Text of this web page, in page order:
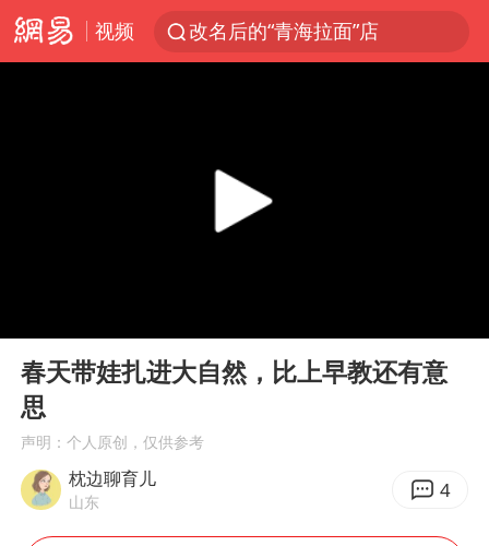
视频
改名后的“青海拉面”店
男子结婚8年3个女儿均非亲生
公司“上四休三”但要降薪1000元
OpenAI为免费用户升级GPT-5.6 Luna
Play
春天带娃扎进大自然，比上早教还有意
思
声明：个人原创，仅供参考
枕边聊育儿
山东 4